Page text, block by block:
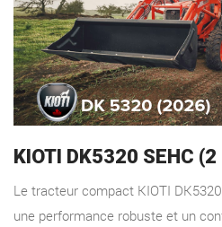
KIOTI DK5320 SEHC
Le tracteur compact KIOTI
une performance robuste et un